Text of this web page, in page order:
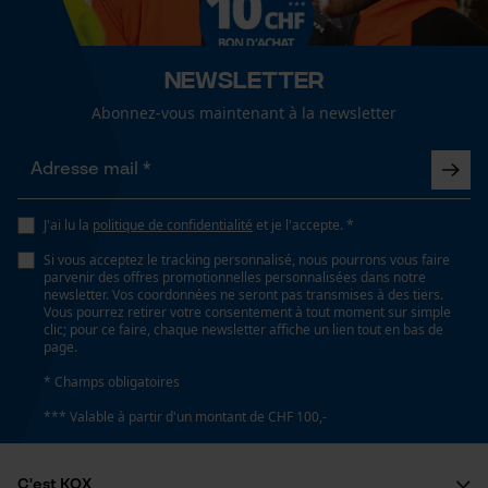
unisexe
bicolore
Type de poche
poches de vestes, poche poitrine, poches repose-
mains, poches frontales
Spécifications techniques
Newsletter
Abonnez-vous maintenant à la newsletter
J'ai lu la politique de confidentialité et je l'accepte. *
Si vous acceptez le tracking personnalisé, nous pourrons vous faire
parvenir des offres promotionnelles personnalisées dans notre
newsletter. Vos coordonnées ne seront pas transmises à des tiers.
Vous pourrez retirer votre consentement à tout moment sur simple
clic; pour ce faire, chaque newsletter affiche un lien tout en bas de
page.
* Champs obligatoires
*** Valable à partir d'un montant de CHF 100,-
C'est KOX
fonctionnalité
Panier sauvegardé
Salutation personnelle
Géo-IP et détection des
utilisateurs
Vidéos YouTube
Prise de contact par chat